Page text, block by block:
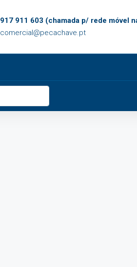
917 911 603 (chamada p/ rede móvel
comercial@pecachave.pt